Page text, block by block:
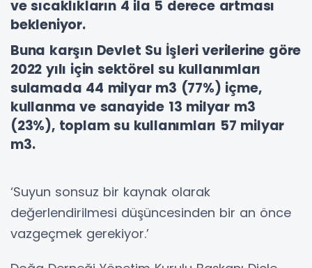
ve sıcaklıkların 4 ila 5 derece artması
bekleniyor.
Buna karşın Devlet Su İşleri verilerine göre
2022 yılı için sektörel su kullanımları
sulamada 44 milyar m3 (77%) içme,
kullanma ve sanayide 13 milyar m3
(23%), toplam su kullanımları 57 milyar
m3.
‘Suyun sonsuz bir kaynak olarak
değerlendirilmesi düşüncesinden bir an önce
vazgeçmek gerekiyor.’